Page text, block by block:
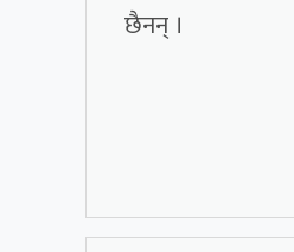
छैनन् ।